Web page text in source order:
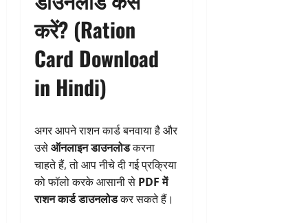
करें? (Ration
Card Download
in Hindi)
अगर आपने राशन कार्ड बनवाया है और
उसेऑनलाइन डाउनलोडकरना
चाहते हैं, तो आप नीचे दी गई प्रक्रिया
को फॉलो करके आसानी से PDF में
राशन कार्ड डाउनलोडकर सकते हैं।